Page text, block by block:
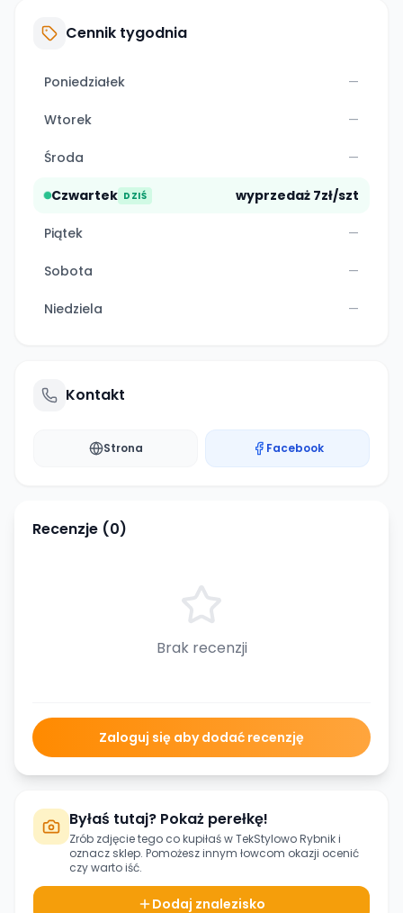
Cennik tygodnia
Poniedziałek —
Wtorek —
Środa —
Czwartek DZIŚ wyprzedaż 7zł/szt
Piątek —
Sobota —
Niedziela —
Kontakt
Strona Facebook
Recenzje (0)
Brak recenzji
Zaloguj się aby dodać recenzję
Byłaś tutaj? Pokaż perełkę!
Zrób zdjęcie tego co kupiłaś wTekStylowo Rybniki
oznacz sklep. Pomożesz innym łowcom okazji ocenić
czy warto iść.
Dodaj znalezisko